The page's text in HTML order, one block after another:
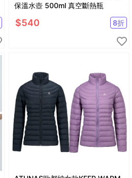
保溫水壺 500ml 真空斷熱瓶
$540 8折